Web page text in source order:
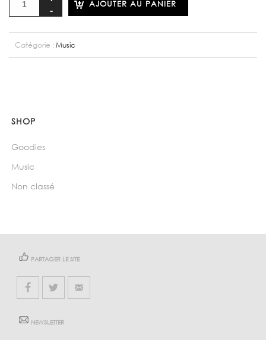
AJOUTER AU PANIER
Catégorie :Music
SHOP
Goodies
Music
Non classé
PARTAGER LE SITE
NEWSLETTER